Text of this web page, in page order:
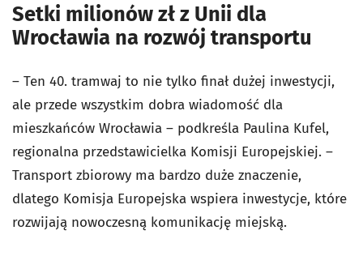
Setki milionów zł z Unii dla
Wrocławia na rozwój transportu
– Ten 40. tramwaj to nie tylko finał dużej inwestycji,
ale przede wszystkim dobra wiadomość dla
mieszkańców Wrocławia – podkreśla Paulina Kufel,
regionalna przedstawicielka Komisji Europejskiej. –
Transport zbiorowy ma bardzo duże znaczenie,
dlatego Komisja Europejska wspiera inwestycje, które
rozwijają nowoczesną komunikację miejską.